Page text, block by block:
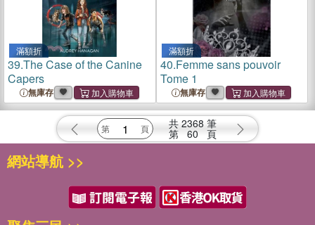
滿額折
39.The Case of the Canine
Capers
無庫存
滿額折
40.Femme sans pouvoir
Tome 1
無庫存
共 2368 筆
第 60 頁
網站導航 >>